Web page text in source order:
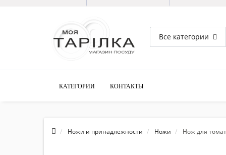
Все категории
КАТЕГОРИИ КОНТАКТЫ
Ножи и принадлежности Ножи Нож для